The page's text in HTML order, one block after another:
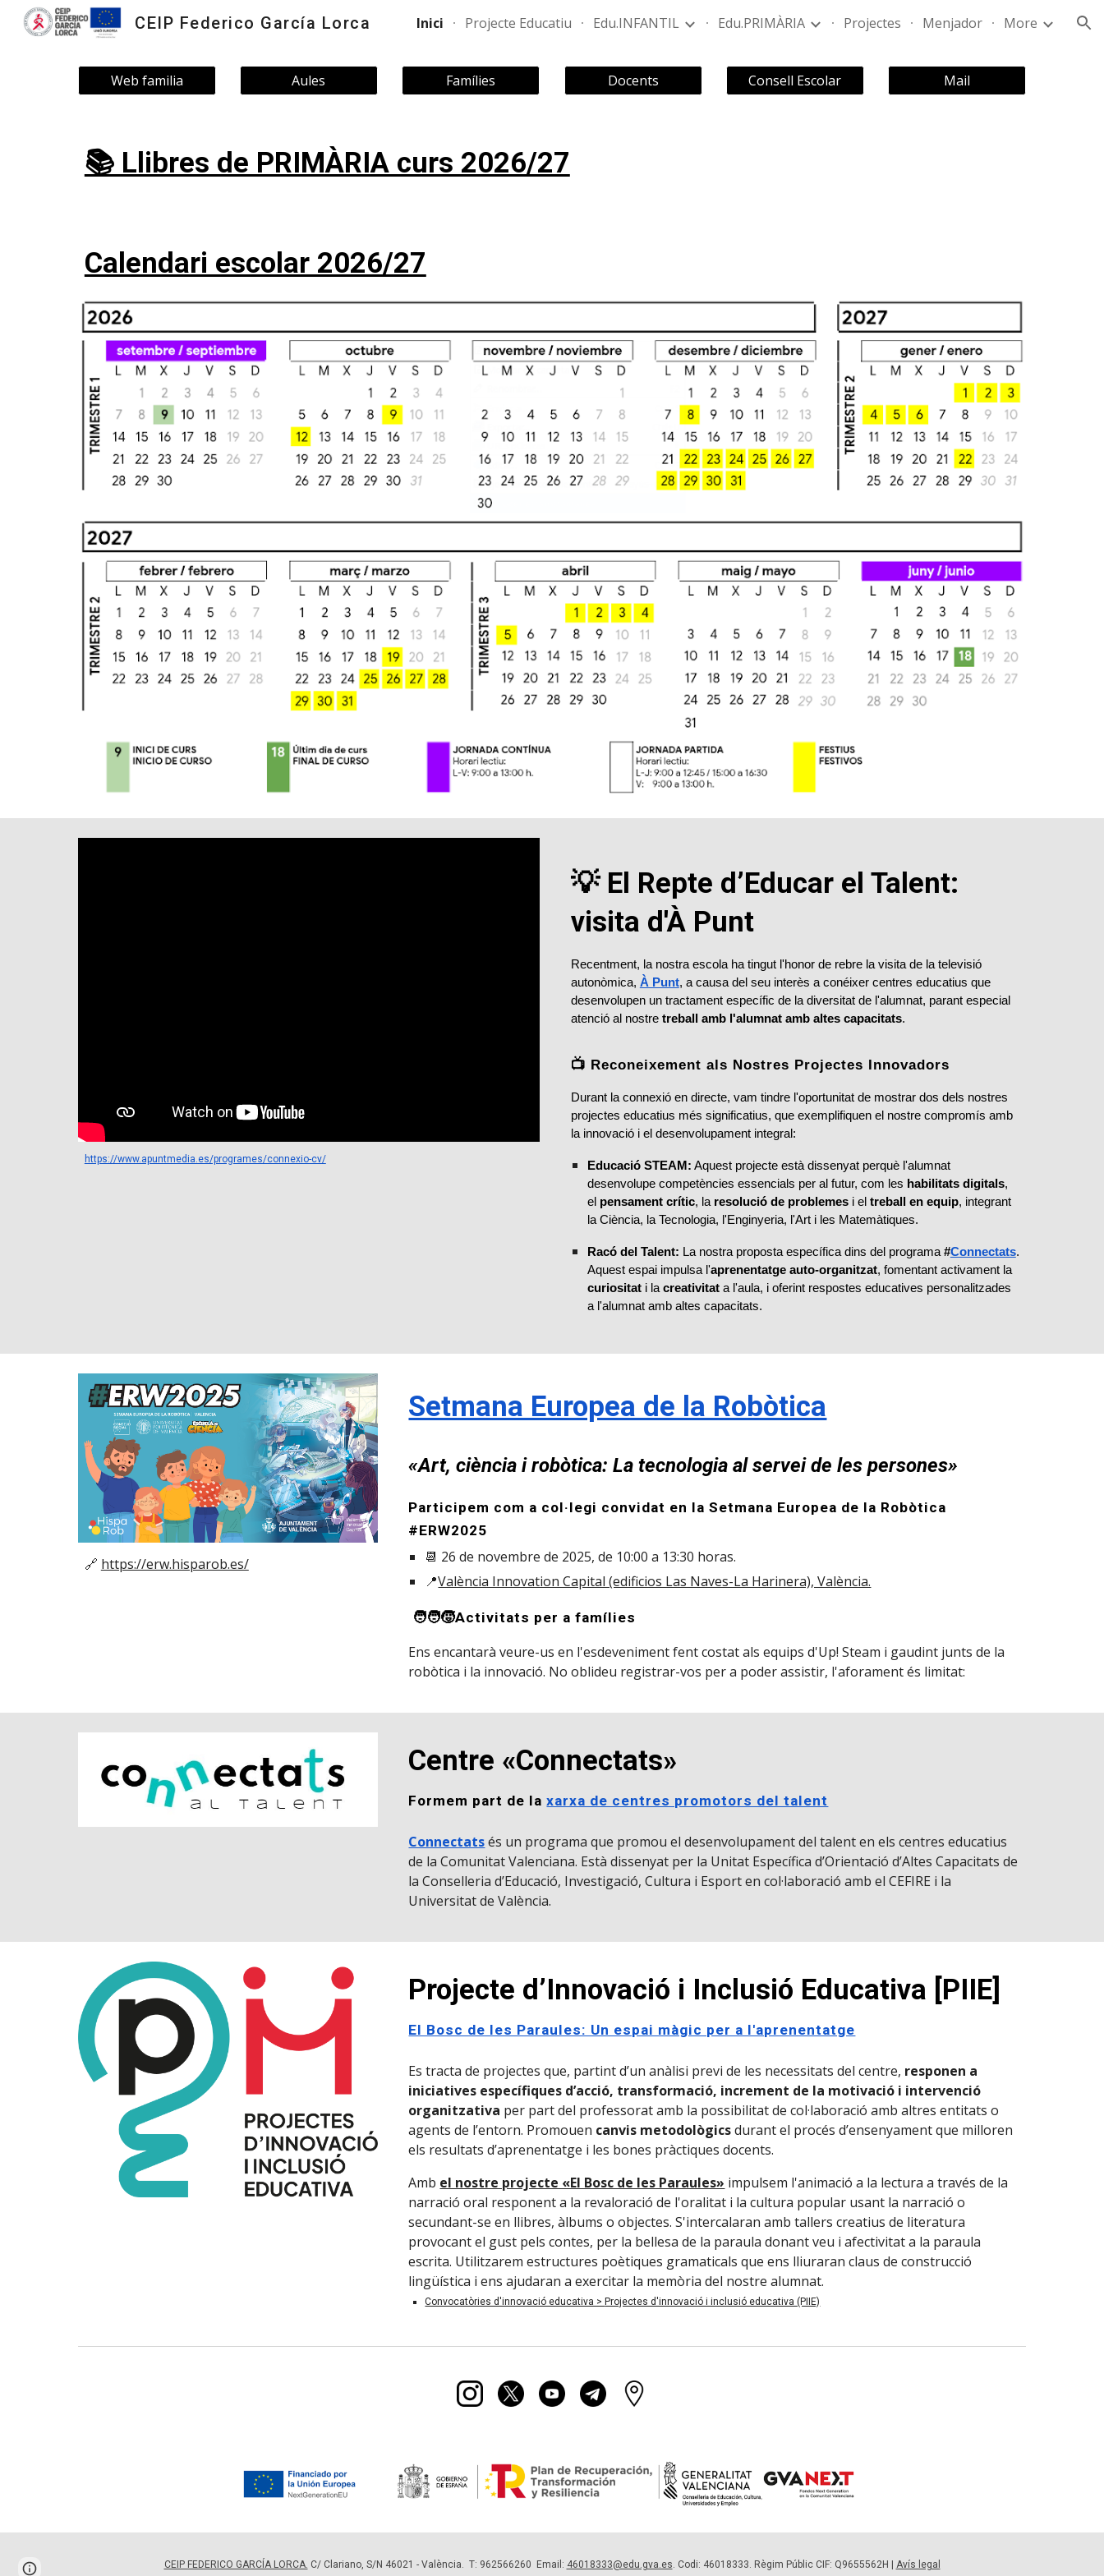
Skip to main content Skip to navigation
CEIP Federico García Lorca Inici Projecte Educatiu Edu.INFANTIL Edu.PRIMÀRIA Projectes Menjador More
Web familia Aules Famílies Docents Consell Escolar Mail
📚 Llibres de PRIMÀRIA curs 2026/27
Calendari escolar 2026/27
https://www.apuntmedia.es/programes/connexio-cv/
💡 El Repte d’Educar el Talent:
visita d'À Punt
Recentment, la nostra escola ha tingut l'honor de rebre la visita de la televisió
autonòmica, À Punt, a causa del seu interès a conéixer centres educatius que
desenvolupen un tractament específic de la diversitat de l'alumnat, parant especial
atenció al nostre treball amb l'alumnat amb altes capacitats.
📺 Reconeixement als Nostres Projectes Innovadors
Durant la connexió en directe, vam tindre l'oportunitat de mostrar dos dels nostres
projectes educatius més significatius, que exemplifiquen el nostre compromís amb
la innovació i el desenvolupament integral:
Educació STEAM: Aquest projecte està dissenyat perquè l'alumnat
desenvolupe competències essencials per al futur, com les habilitats digitals,
el pensament crític, la resolució de problemesi el treball en equip, integrant
la Ciència, la Tecnologia, l'Enginyeria, l'Art i les Matemàtiques.
Racó del Talent: La nostra proposta específica dins del programa #Connectats.
Aquest espai impulsa l'aprenentatge auto-organitzat, fomentant activament la
curiositati la creativitata l'aula, i oferint respostes educatives personalitzades
a l'alumnat amb altes capacitats.
🔗 https://erw.hisparob.es/
Setmana Europea de la Robòtica
«Art, ciència i robòtica: La tecnologia al servei de les persones»
Participem com a col·legi convidat en la Setmana Europea de la Robòtica
#ERW2025
📆 26 de novembre de 2025, de 10:00 a 13:30 horas.
📍València Innovation Capital (edificios Las Naves-La Harinera), València.
🧑‍🧑‍🧒Activitats per a famílies
Ens encantarà veure-us en l'esdeveniment fent costat als equips d'Up! Steam i gaudint junts de la
robòtica i la innovació. No oblideu registrar-vos per a poder assistir, l'aforament és limitat:
Centre «Connectats»
Formem part de laxarxa de centres promotors del talent
Connectatsés un programa que promou el desenvolupament del talent en els centres educatius
de la Comunitat Valenciana. Està dissenyat per la Unitat Específica d’Orientació d’Altes Capacitats de
la Conselleria d’Educació, Investigació, Cultura i Esport en col·laboració amb el CEFIRE i la
Universitat de València.
Projecte d’Innovació i Inclusió Educativa [PIIE]
El Bosc de les Paraules: Un espai màgic per a l'aprenentatge
Es tracta de projectes que, partint d’un anàlisi previ de les necessitats del centre, responen a
iniciatives específiques d’acció, transformació, increment de la motivació i intervenció
organitzativa per part del professorat amb la possibilitat de col·laboració amb altres entitats o
agents de l’entorn. Promouen canvis metodològicsdurant el procés d’ensenyament que milloren
els resultats d’aprenentatge i les bones pràctiques docents.
Amb el nostre projecte «El Bosc de les Paraules» impulsem l'animació a la lectura a través de la
narració oral responent a la revaloració de l'oralitat i la cultura popular usant la narració o
secundant-se en llibres, àlbums o objectes. S'intercalaran amb tallers creatius de literatura
provocant el gust pels contes, per la bellesa de la paraula donant veu i afectivitat a la paraula
escrita. Utilitzarem estructures poètiques gramaticals que ens lliuraran claus de construcció
lingüística i ens ajudaran a exercitar la memòria del nostre alumnat.
Convocatòries d'innovació educativa > Projectes d'innovació i inclusió educativa (PIIE)
CEIP FEDERICO GARCÍA LORCA. C/ Clariano, S/N 46021 - València. T: 962566260 Email: 46018333@edu.gva.es. Codi: 46018333. Règim Públic CIF: Q9655562H | Avís legal
Report abuse